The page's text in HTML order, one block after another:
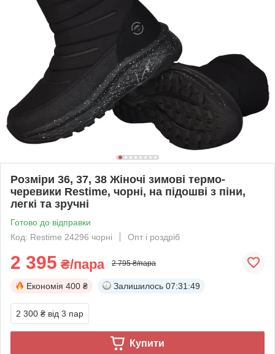
Розміри 36, 37, 38 Жіночі зимові термо-
черевики Restime, чорні, на підошві з піни,
легкі та зручні
Готово до відправки
Код: Restime 24296 чорні
Опт і роздріб
2 395 ₴/пара 2 795 ₴/пара
Економія 400 ₴ Залишилось 07:31:48
2 300 ₴ від 3 пар
Купити